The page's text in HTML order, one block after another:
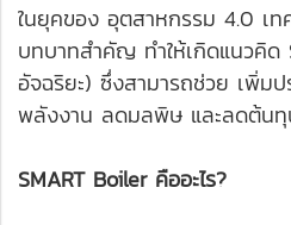
ในยุคของ อุตสาหกรรม 4.0 เท
บทบาทสำคัญ ทำให้เกิดแนวคิด
อัจฉริยะ) ซึ่งสามารถช่วย เพิ่ม
พลังงาน ลดมลพิษ และลดต้นทุ
SMART Boiler คืออะไร?